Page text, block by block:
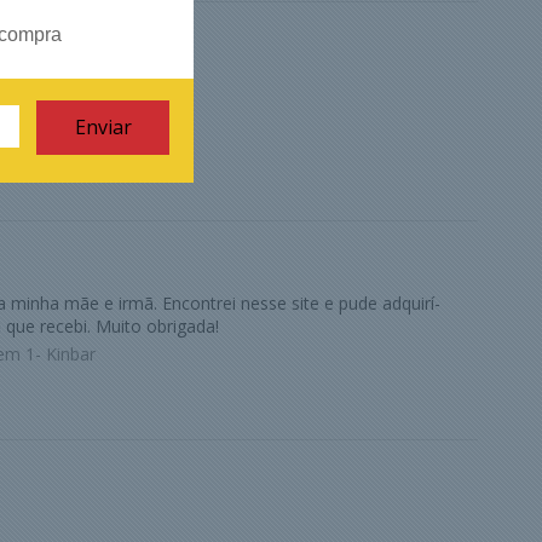
mãe e irmã. Encontrei nesse site e pude adquirí-
recebi. Muito obrigada!
1- Kinbar